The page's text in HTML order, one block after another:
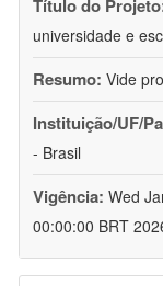
Título do
universidade e
Resumo: Vide
Instituição/UF/
- Brasil
Vigência: Wed
00:00:00 BRT